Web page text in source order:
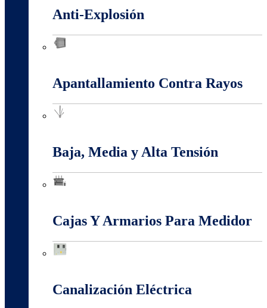
Anti-Explosión
Apantallamiento Contra Rayos
Baja, Media y Alta Tensión
Cajas Y Armarios Para Medidor
Canalización Eléctrica